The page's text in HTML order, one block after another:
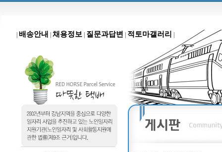
배송안내 채용정보 질문과답변 적토마갤러리